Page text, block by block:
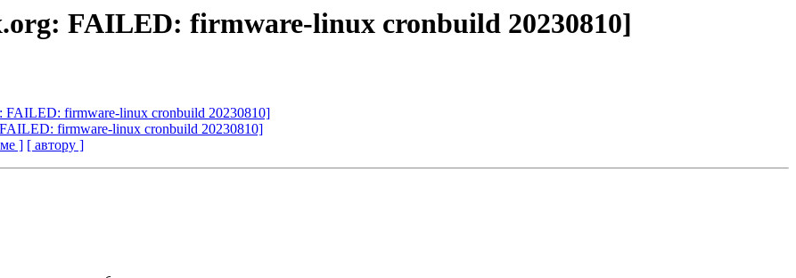
FAILED: firmware-linux cronbuild 20230810]
FAILED: firmware-linux cronbuild 20230810]
firmware-linux cronbuild 20230810]
] [ автору ]